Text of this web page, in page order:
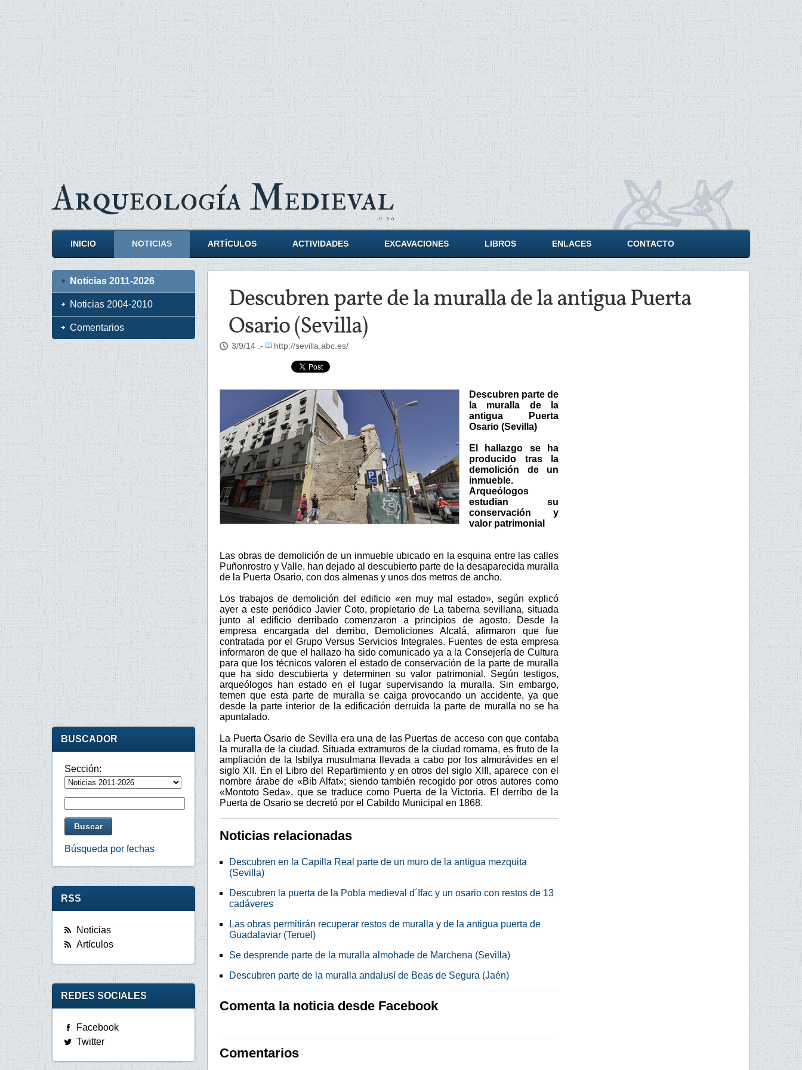
ArqueologíaMedieval
INICIO NOTICIAS ARTÍCULOS ACTIVIDADES EXCAVACIONES LIBROS ENLACES CONTACTO
Descubren parte de la muralla de la antigua Puerta
Osario (Sevilla)
3/9/14 .- http://sevilla.abc.es/
Descubren parte de
la muralla de la
antigua Puerta
Osario (Sevilla)
El hallazgo se ha
producido tras la
demolición de un
inmueble.
Arqueólogos
estudian su
conservación y
valor patrimonial
Las obras de demolición de un inmueble ubicado en la esquina entre las calles
Puñonrostro y Valle, han dejado al descubierto parte de la desaparecida muralla
de la Puerta Osario, con dos almenas y unos dos metros de ancho.
Los trabajos de demolición del edificio «en muy mal estado», según explicó
ayer a este periódico Javier Coto, propietario de La taberna sevillana, situada
junto al edificio derribado comenzaron a principios de agosto. Desde la
empresa encargada del derribo, Demoliciones Alcalá, afirmaron que fue
contratada por el Grupo Versus Servicios Integrales. Fuentes de esta empresa
informaron de que el hallazo ha sido comunicado ya a la Consejería de Cultura
para que los técnicos valoren el estado de conservación de la parte de muralla
que ha sido descubierta y determinen su valor patrimonial. Según testigos,
arqueólogos han estado en el lugar supervisando la muralla. Sin embargo,
temen que esta parte de muralla se caiga provocando un accidente, ya que
desde la parte interior de la edificación derruida la parte de muralla no se ha
apuntalado.
La Puerta Osario de Sevilla era una de las Puertas de acceso con que contaba
la muralla de la ciudad. Situada extramuros de la ciudad romama, es fruto de la
ampliación de la Isbilya musulmana llevada a cabo por los almorávides en el
siglo XII. En el Libro del Repartimiento y en otros del siglo XIII, aparece con el
nombre árabe de «Bib Alfat»; siendo también recogido por otros autores como
«Montoto Seda», que se traduce como Puerta de la Victoria. El derribo de la
Puerta de Osario se decretó por el Cabildo Municipal en 1868.
Noticias relacionadas
Descubren en la Capilla Real parte de un muro de la antigua mezquita
(Sevilla)
Descubren la puerta de la Pobla medieval d´Ifac y un osario con restos de 13
cadáveres
Las obras permitirán recuperar restos de muralla y de la antigua puerta de
Guadalaviar (Teruel)
Se desprende parte de la muralla almohade de Marchena (Sevilla)
Descubren parte de la muralla andalusí de Beas de Segura (Jaén)
Comenta la noticia desde Facebook
Comentarios
Noticias 2011-2026
Noticias 2004-2010
Comentarios
BUSCADOR
Sección:
Búsqueda por fechas
RSS
Noticias
Artículos
REDES SOCIALES
Facebook
Twitter